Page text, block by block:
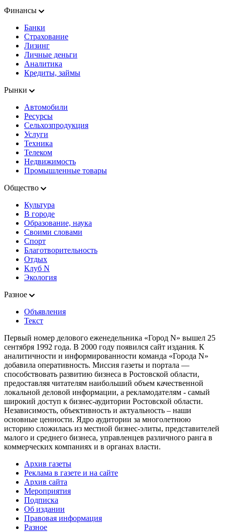
Финансы
Банки
Страхование
Лизинг
Личные деньги
Аналитика
Кредиты, займы
Рынки
Автомобили
Ресурсы
Сельхозпродукция
Услуги
Техника
Телеком
Недвижимость
Промышленные товары
Общество
Культура
В городе
Образование, наука
Своими словами
Спорт
Благотворительность
Отдых
Клуб N
Экология
Разное
Объявления
Текст
Первый номер делового еженедельника «Город N» вышел 25
сентября 1992 года. В 2000 году появился сайт издания. К
аналитичности и информированности команда «Города N»
добавила оперативность. Миссия газеты и портала —
способствовать развитию бизнеса в Ростовской области,
предоставляя читателям наибольший объем качественной
локальной деловой информации, а рекламодателям - самый
широкий доступ к бизнес-аудитории Ростовской области.
Независимость, объективность и актуальность – наши
основные ценности. Ядро аудитории за многолетнюю
историю сложилась из местной бизнес-элиты, представителей
малого и среднего бизнеса, управленцев различного ранга в
коммерческих компаниях и в органах власти.
Архив газеты
Реклама в газете и на сайте
Архив сайта
Мероприятия
Подписка
Об издании
Правовая информация
Разное